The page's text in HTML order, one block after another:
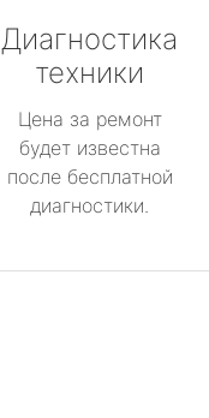
Диагностика
техники
Цена за ремонт
будет известна
после бесплатной
диагностики.